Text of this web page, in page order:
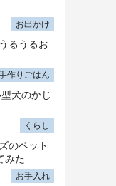
お出かけ
るうるお
作りごはん
犬のかじ
くらし
のペット
みた
お手入れ